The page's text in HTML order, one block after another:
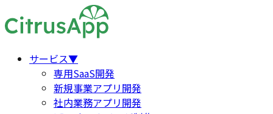
サービス▼
専用SaaS開発
新規事業アプリ開発
社内業務アプリ開発